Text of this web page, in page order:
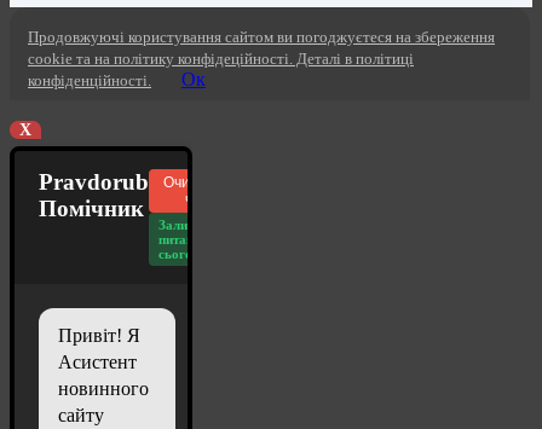
Продовжуючі користування сайтом ви погоджуєтеся на збереження
cookie та на політику конфідеційності. Деталі в політиці
конфіденційності.
Ок
X
Pravdorub
Помічник
Очистити
чат
Залишилось
питань
сьогодні: 20
Привіт! Я
Асистент
новинного
сайту